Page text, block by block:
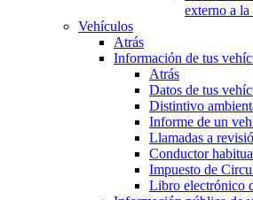
externo a
Vehículos
Atrás
Información de tus
Atrás
Datos de tus
Distintivo
Informe de un
Llamadas a
Conductor
Impuesto de
Libro electrónico